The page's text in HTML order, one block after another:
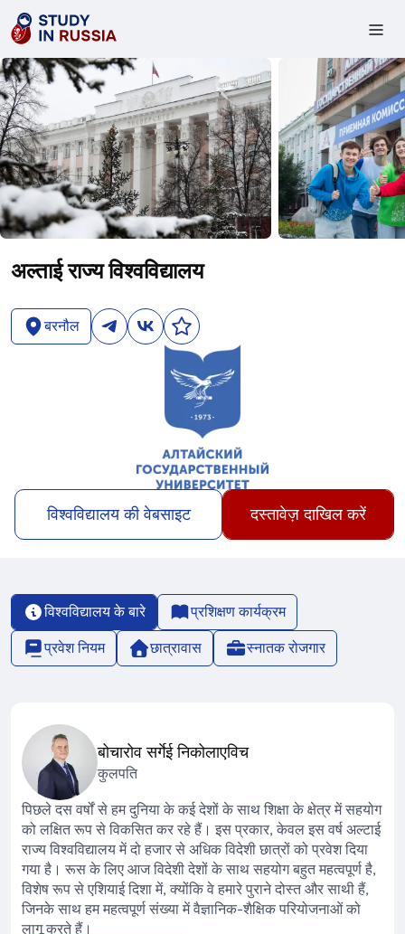
अल्ताई राज्य विश्वविद्यालय
बरनौल
विश्वविद्यालय की वेबसाइट दस्तावेज़ दाखिल करें
विश्वविद्यालय के बारे
प्रशिक्षण कार्यक्रम
प्रवेश नियम
छात्रावास स्नातक रोजगार
बोचारोव सर्गेई निकोलाएविच
कुलपति
पिछले दस वर्षों से हम दुनिया के कई देशों के साथ शिक्षा के क्षेत्र में सहयोग
को लक्षित रूप से विकसित कर रहे हैं। इस प्रकार, केवल इस वर्ष अल्टाई
राज्य विश्वविद्यालय में दो हजार से अधिक विदेशी छात्रों को प्रवेश दिया
गया है। रूस के लिए आज विदेशी देशों के साथ सहयोग बहुत महत्वपूर्ण है,
विशेष रूप से एशियाई दिशा में, क्योंकि वे हमारे पुराने दोस्त और साथी हैं,
जिनके साथ हम महत्वपूर्ण संख्या में वैज्ञानिक-शैक्षिक परियोजनाओं को
लागू करते हैं।